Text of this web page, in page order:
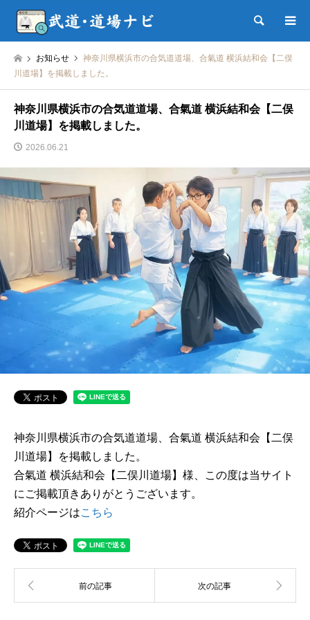
検索
お知らせ
神奈川県横浜市の合気道道場、合氣道 横浜結和会【二俣
川道場】を掲載しました。
神奈川県横浜市の合気道道場、合氣道 横浜結和会【二俣
川道場】を掲載しました。
2026.06.21
神奈川県横浜市の合気道道場、合氣道 横浜結和会【二俣
川道場】を掲載しました。
合氣道 横浜結和会【二俣川道場】様、この度は当サイト
にご掲載頂きありがとうございます。
紹介ページはこちら